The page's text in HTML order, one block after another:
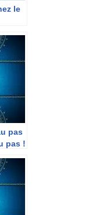
le
pas
pas !